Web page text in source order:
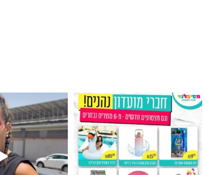
מין העובר רק במסיבלנד !! קיים
כוס נירוסטה ענקית שכול אחד צריך!